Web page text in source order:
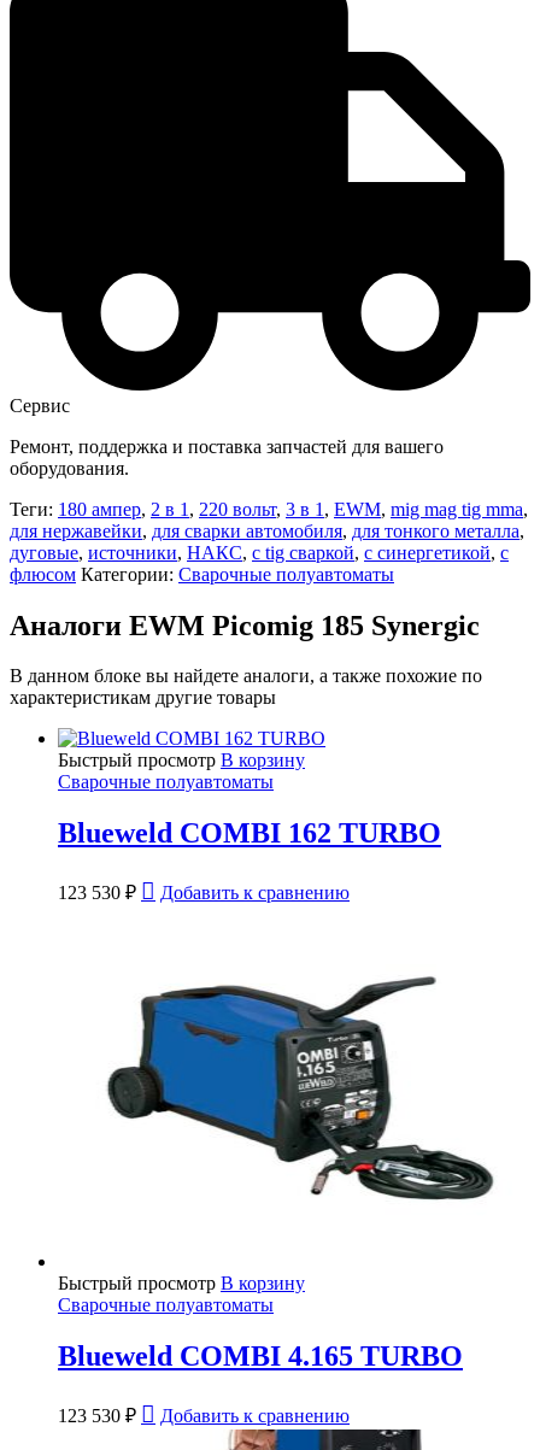
Сервис
Ремонт, поддержка и поставка запчастей для вашего
оборудования.
Теги: 180 ампер, 2 в 1 , 220 вольт, 3 в 1 , EWM, mig mag tig mma,
для нержавейки, для сварки автомобиля, для тонкого металла,
дуговые, источники, НАКС, с tig сваркой, с синергетикой, с
флюсом Категории: Сварочные полуавтоматы
Аналоги EWM Picomig 185 Synergic
В данном блоке вы найдете аналоги, а также похожие по
характеристикам другие товары
Быстрый просмотр В корзину
Сварочные полуавтоматы
Blueweld COMBI 162 TURBO
123 530 ₽ Добавить к сравнению
Быстрый просмотр В корзину
Сварочные полуавтоматы
Blueweld COMBI 4.165 TURBO
123 530 ₽ Добавить к сравнению